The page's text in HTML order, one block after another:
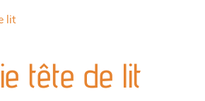
lit
tête de lit